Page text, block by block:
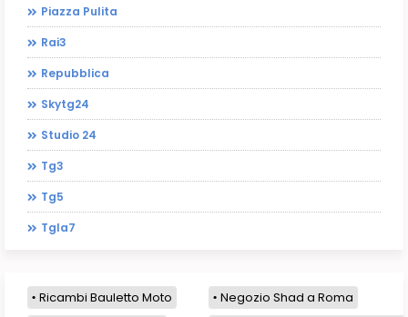
Piazza Pulita
Rai3
Repubblica
Skytg24
Studio 24
Tg3
Tg5
Tgla7
Ricambi Bauletto Moto
Negozio Shad a Roma